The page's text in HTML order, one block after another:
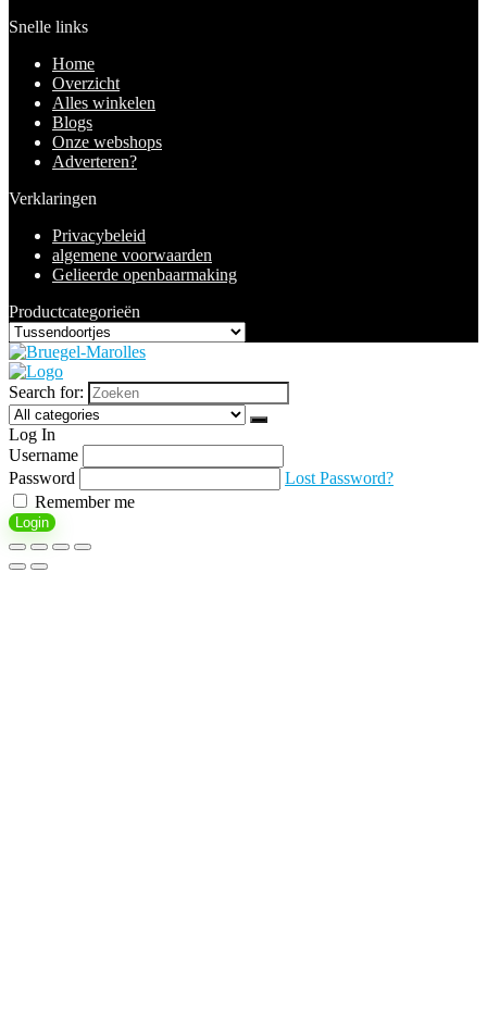
Snelle links
Home
Overzicht
Alles winkelen
Blogs
Onze webshops
Adverteren?
Verklaringen
Privacybeleid
algemene voorwaarden
Gelieerde openbaarmaking
Productcategorieën
Search for:
Log In
Username
Password
Lost Password?
Remember me
Login